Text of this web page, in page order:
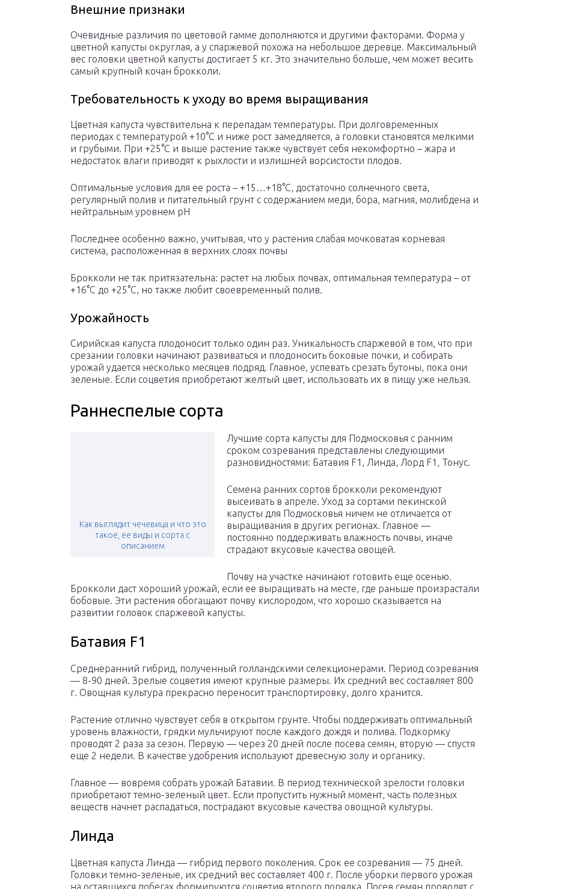
Внешние признаки
Очевидные различия по цветовой гамме дополняются и другими факторами. Форма у
цветной капусты округлая, а у спаржевой похожа на небольшое деревце. Максимальный
вес головки цветной капусты достигает 5 кг. Это значительно больше, чем может весить
самый крупный кочан брокколи.
Требовательность к уходу во время выращивания
Цветная капуста чувствительна к перепадам температуры. При долговременных
периодах с температурой +10°C и ниже рост замедляется, а головки становятся мелкими
и грубыми. При +25°С и выше растение также чувствует себя некомфортно – жара и
недостаток влаги приводят к рыхлости и излишней ворсистости плодов.
Оптимальные условия для ее роста – +15…+18°C, достаточно солнечного света,
регулярный полив и питательный грунт с содержанием меди, бора, магния, молибдена и
нейтральным уровнем pH
Последнее особенно важно, учитывая, что у растения слабая мочковатая корневая
система, расположенная в верхних слоях почвы
Брокколи не так притязательна: растет на любых почвах, оптимальная температура – от
+16°С до +25°С, но также любит своевременный полив.
Урожайность
Сирийская капуста плодоносит только один раз. Уникальность спаржевой в том, что при
срезании головки начинают развиваться и плодоносить боковые почки, и собирать
урожай удается несколько месяцев подряд. Главное, успевать срезать бутоны, пока они
зеленые. Если соцветия приобретают желтый цвет, использовать их в пищу уже нельзя.
Раннеспелые сорта
Как выглядит чечевица и что это
такое, ее виды и сорта с
описанием
Лучшие сорта капусты для Подмосковья с ранним
сроком созревания представлены следующими
разновидностями: Батавия F1, Линда, Лорд F1, Тонус.
Семена ранних сортов брокколи рекомендуют
высеивать в апреле. Уход за сортами пекинской
капусты для Подмосковья ничем не отличается от
выращивания в других регионах. Главное —
постоянно поддерживать влажность почвы, иначе
страдают вкусовые качества овощей.
Почву на участке начинают готовить еще осенью.
Брокколи даст хороший урожай, если ее выращивать на месте, где раньше произрастали
бобовые. Эти растения обогащают почву кислородом, что хорошо сказывается на
развитии головок спаржевой капусты.
Батавия F1
Среднеранний гибрид, полученный голландскими селекционерами. Период созревания
— 8-90 дней. Зрелые соцветия имеют крупные размеры. Их средний вес составляет 800
г. Овощная культура прекрасно переносит транспортировку, долго хранится.
Растение отлично чувствует себя в открытом грунте. Чтобы поддерживать оптимальный
уровень влажности, грядки мульчируют после каждого дождя и полива. Подкормку
проводят 2 раза за сезон. Первую — через 20 дней после посева семян, вторую — спустя
еще 2 недели. В качестве удобрения используют древесную золу и органику.
Главное — вовремя собрать урожай Батавии. В период технической зрелости головки
приобретают темно-зеленый цвет. Если пропустить нужный момент, часть полезных
веществ начнет распадаться, пострадают вкусовые качества овощной культуры.
Линда
Цветная капуста Линда — гибрид первого поколения. Срок ее созревания — 75 дней.
Головки темно-зеленые, их средний вес составляет 400 г. После уборки первого урожая
на оставшихся побегах формируются соцветия второго порядка. Посев семян проводят с